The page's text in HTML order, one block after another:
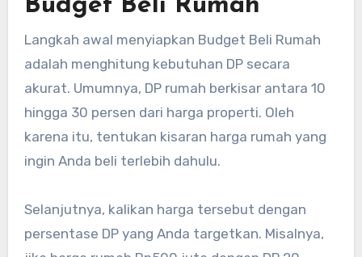
Budget Beli Rumah
Langkah awal menyiapkan Budget Beli Rumah
adalah menghitung kebutuhan DP secara
akurat. Umumnya, DP rumah berkisar antara 10
hingga 30 persen dari harga properti. Oleh
karena itu, tentukan kisaran harga rumah yang
ingin Anda beli terlebih dahulu.
Selanjutnya, kalikan harga tersebut dengan
persentase DP yang Anda targetkan. Misalnya,